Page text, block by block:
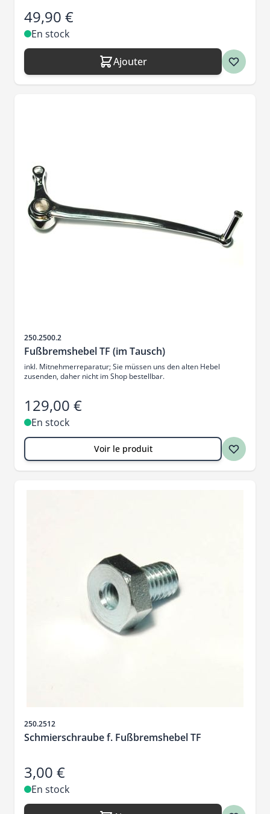
49,90 €
En stock
Ajouter
SKU
250.2500.2
Fußbremshebel TF (im Tausch)
inkl. Mitnehmerreparatur; Sie müssen uns den alten Hebel
zusenden, daher nicht im Shop bestellbar.
129,00 €
En stock
Voir le produit
SKU
250.2512
Schmierschraube f. Fußbremshebel TF
3,00 €
En stock